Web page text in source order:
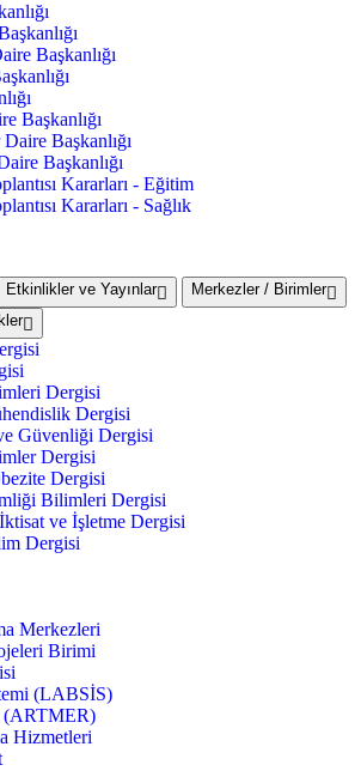
Başkanlığı
Başkanlığı
Başkanlığı
Başkanlığı
Kararları - Eğitim
Kararları - Sağlık
Etkinlikler ve Yayınlar
Merkezler / Birimler
Dergisi
Dergisi
Güvenliği Dergisi
Dergisi
Dergisi
Bilimleri Dergisi
ve İşletme Dergisi
Dergisi
Merkezleri
Birimi
(LABSİS)
(ARTMER)
Hizmetleri